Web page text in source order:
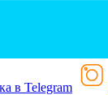
в Telegram